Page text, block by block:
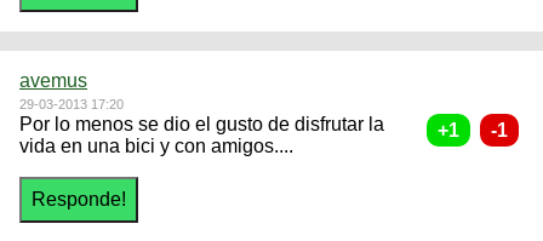
avemus
29-03-2013 17:20
Por lo menos se dio el gusto de disfrutar la
vida en una bici y con amigos....